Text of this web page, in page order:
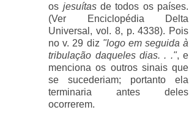
os jesuítasde todos os países.
(Ver Enciclopédia Delta
Universal, vol. 8, p. 4338). Pois
no v. 29 diz "logo em seguida à
tribulação daqueles dias. . .", e
menciona os outros sinais que
se sucederiam; portanto ela
terminaria antes deles
ocorrerem.